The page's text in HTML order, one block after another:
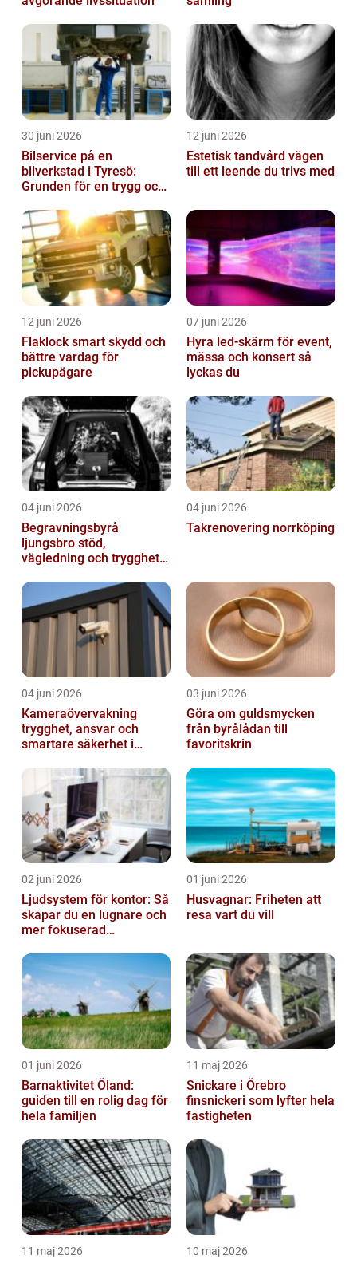
30 juni 2026
Bilservice på en
bilverkstad i Tyresö:
Grunden för en trygg och
12 juni 2026
Estetisk tandvård vägen
till ett leende du trivs med
12 juni 2026
Flaklock smart skydd och
bättre vardag för
pickupägare
07 juni 2026
Hyra led-skärm för event,
mässa och konsert så
lyckas du
04 juni 2026
Begravningsbyrå
ljungsbro stöd,
vägledning och trygghet
04 juni 2026
Takrenovering norrköping
04 juni 2026
Kameraövervakning
trygghet, ansvar och
smartare säkerhet i
03 juni 2026
Göra om guldsmycken
från byrålådan till
favoritskrin
02 juni 2026
Ljudsystem för kontor: Så
skapar du en lugnare och
mer fokuserad
01 juni 2026
Husvagnar: Friheten att
resa vart du vill
01 juni 2026
Barnaktivitet Öland:
guiden till en rolig dag för
hela familjen
11 maj 2026
Snickare i Örebro
finsnickeri som lyfter hela
fastigheten
11 maj 2026 10 maj 2026